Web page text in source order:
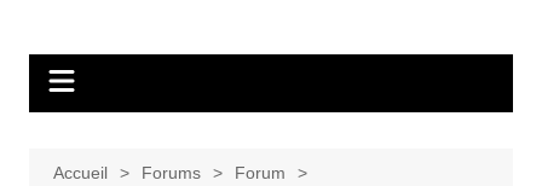
Accueil Forums
Forum